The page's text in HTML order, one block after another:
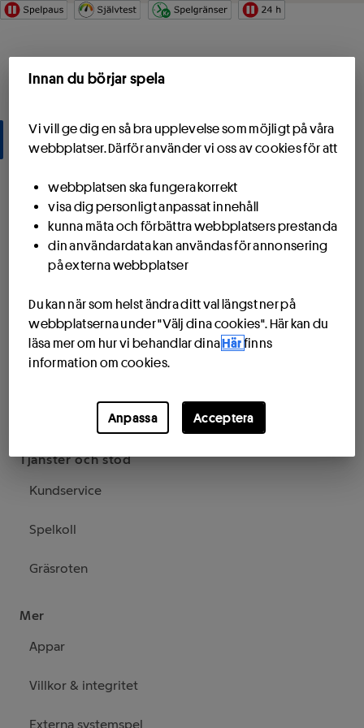
Hoppa till innehåll
Start
Spel
PIX - Färdiga spel
Resultat
Sportservice
Spela tillsammans
Spela i lag
Köpta andelar
Tjänster och stöd
Kundservice
Spelkoll
Gräsroten
Mer
Appar
Villkor & integritet
Externa systemspel
Innan du börjar spela
Vi vill ge dig en så bra upplevelse som möjligt på våra
webbplatser. Därför använder vi oss av cookies för att
webbplatsen ska fungera korrekt
visa dig personligt anpassat innehåll
kunna mäta och förbättra webbplatsers prestanda
din användardata kan användas för annonsering
på externa webbplatser
Du kan när som helst ändra ditt val längst ner på
webbplatserna under "Välj dina cookies". Här kan du
läsa mer om hur vi behandlar dinaHär finns
information om cookies.
Anpassa Acceptera